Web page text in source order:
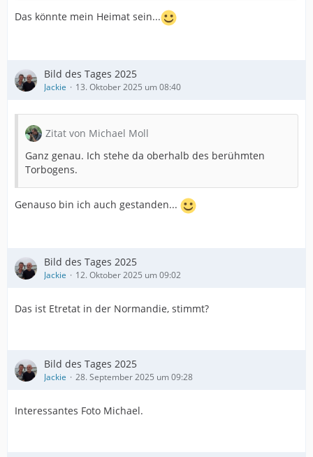
Das könnte mein Heimat sein...
Bild des Tages 2025
Jackie 13. Oktober 2025 um 08:40
Zitat von Michael Moll
Ganz genau. Ich stehe da oberhalb des berühmten
Torbogens.
Genauso bin ich auch gestanden...
Bild des Tages 2025
Jackie 12. Oktober 2025 um 09:02
Das ist Etretat in der Normandie, stimmt?
Bild des Tages 2025
Jackie 28. September 2025 um 09:28
Interessantes Foto Michael.